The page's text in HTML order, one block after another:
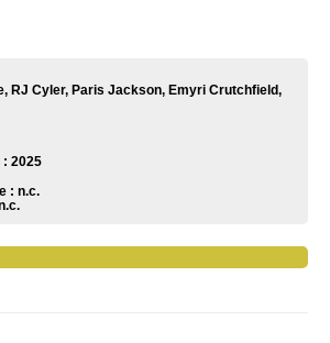
RJ Cyler, Paris Jackson, Emyri Crutchfield,
: 2025
: n.c.